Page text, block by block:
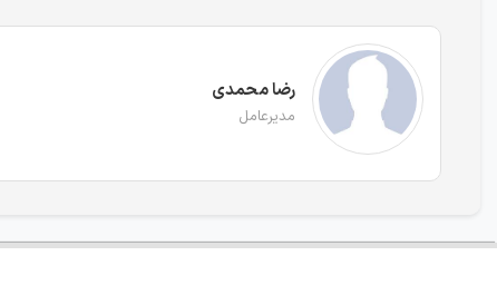
رضا محمدی
مدیرعامل